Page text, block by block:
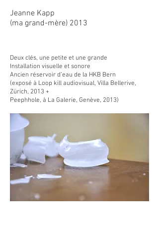
Jeanne Kapp
(ma grand-mère) 2013
Deux clés, une petite et une grande
Installation visuelle et sonore
Ancien réservoir d’eau de la HKB Bern
(exposé à Loop kill audiovisual, Villa Bellerive,
Zürich, 2013 +
Peephhole, à La Galerie, Genève, 2013)